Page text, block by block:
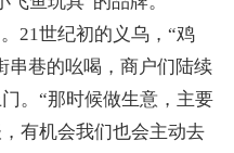
21世纪初的义乌，“鸡
串巷的吆喝，商户们陆续
。“那时候做生意，主要
有机会我们也会主动去